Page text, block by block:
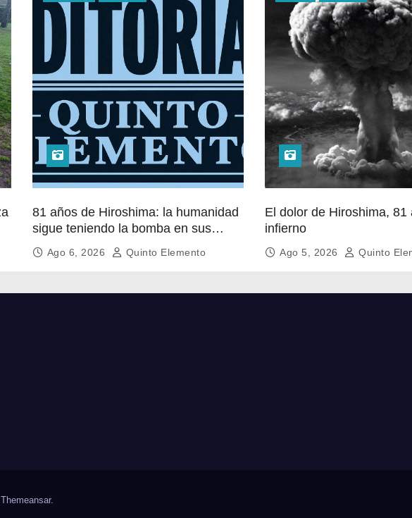
81 años de Hiroshima: la humanidad
sigue teniendo la bomba en sus
manos
Ago 6, 2026 Quinto Elemento
El dolor de Hiroshima, 81 años del
infierno
Ago 5, 2026 Quinto
Themeansar.